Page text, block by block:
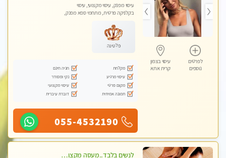
לפרטים
נוספים
עיסוי בצפון
קרית אתא
עיסוי מפנק, עיסוי מקצועי, עיסוי
בקלניקה פרטית, מתחמי ספא מפנק,
טנטרה, עיסוי מגבר לגבר, עיסוי מגבר
לאישה
פלטינה
מקלחת
חניה חינם
עיסוי מרגיע
נקי ומסודר
מקום פרטי
עיסוי מקצועי
תמונה אמיתית
דוברת עיברית
055-4532190
לנשים בלבד..מעסה מקצועי לנשים בלבד לעיסוי מרגיע ומפנק VIP-מומלץ לחלוטין! פרטי! ​​​​​​